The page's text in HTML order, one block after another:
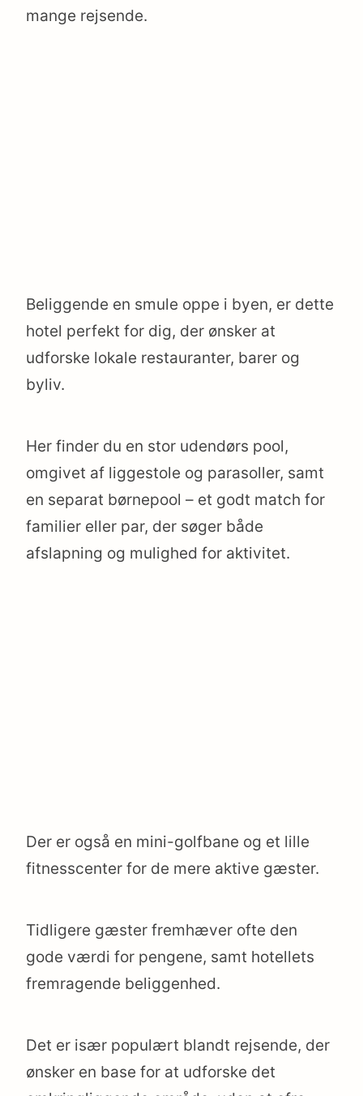
mange rejsende.
Beliggende en smule oppe i byen, er dette
hotel perfekt for dig, der ønsker at
udforske lokale restauranter, barer og
byliv.
Her finder du en stor udendørs pool,
omgivet af liggestole og parasoller, samt
en separat børnepool – et godt match for
familier eller par, der søger både
afslapning og mulighed for aktivitet.
Der er også en mini-golfbane og et lille
fitnesscenter for de mere aktive gæster.
Tidligere gæster fremhæver ofte den
gode værdi for pengene, samt hotellets
fremragende beliggenhed.
Det er især populært blandt rejsende, der
ønsker en base for at udforske det